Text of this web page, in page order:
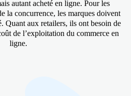
autant acheté en ligne. Pour les
la concurrence, les marques doivent
Quant aux retailers, ils ont besoin de
de l’exploitation du commerce en
ligne.